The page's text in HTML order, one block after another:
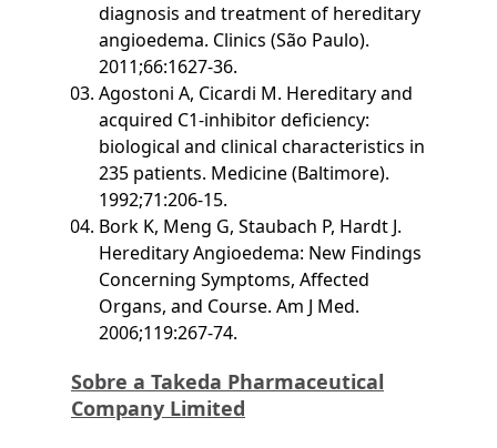
diagnosis and treatment of hereditary
angioedema. Clinics (São Paulo).
2011;66:1627-36.
Agostoni A, Cicardi M. Hereditary and
acquired C1-inhibitor deficiency:
biological and clinical characteristics in
235 patients. Medicine (Baltimore).
1992;71:206-15.
Bork K, Meng G, Staubach P, Hardt J.
Hereditary Angioedema: New Findings
Concerning Symptoms, Affected
Organs, and Course. Am J Med.
2006;119:267-74.
Sobre a Takeda Pharmaceutical
Company Limited